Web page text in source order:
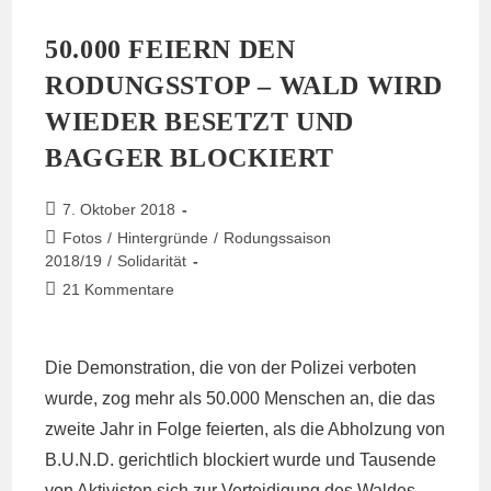
50.000 FEIERN DEN
RODUNGSSTOP – WALD WIRD
WIEDER BESETZT UND
BAGGER BLOCKIERT
Beitrag
veröffentlicht:
7. Oktober 2018
Beitrags-
Kategorie:
Fotos / Hintergründe / Rodungssaison
2018/19 / Solidarität
Beitrags-
21 Kommentare
Die Demonstration, die von der Polizei verboten
wurde, zog mehr als 50.000 Menschen an, die das
zweite Jahr in Folge feierten, als die Abholzung von
B.U.N.D. gerichtlich blockiert wurde und Tausende